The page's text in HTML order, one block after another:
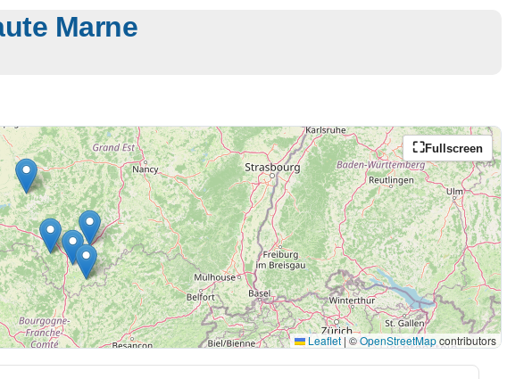
Marne
Fullscreen
Leaflet|©OpenStreetMapcontributors